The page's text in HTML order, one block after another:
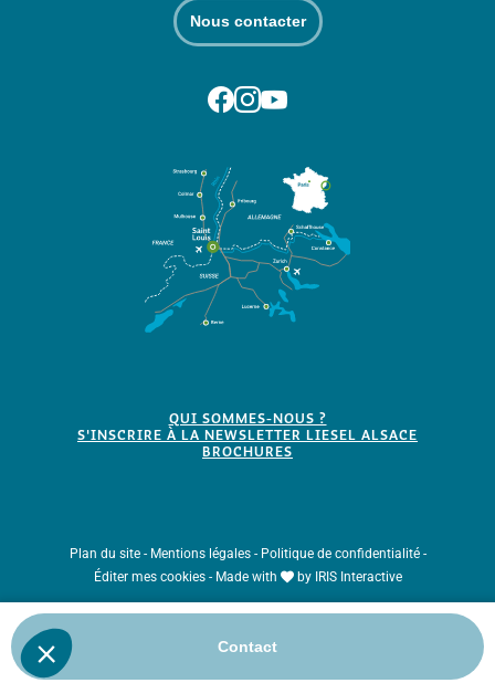
Contact
Nous contacter
Suivez-nous sur Facebook
Suivez-nous sur Instagram
Suivez-nous sur Youtube
QUI SOMMES-NOUS ?
S'INSCRIRE À LA NEWSLETTER LIESEL ALSACE
BROCHURES
Plan du site - Mentions légales - Politique de confidentialité -
Éditer mes cookies - Made with by IRIS Interactive
conditions d'utilisationde Google s'appliquent.